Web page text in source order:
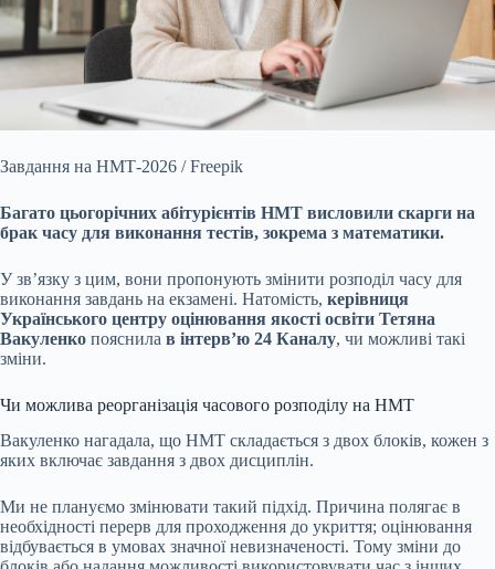
Завдання на НМТ-2026 / Freepik
Багато цьогорічних абітурієнтів НМТ висловили скарги на
брак часу для виконання тестів, зокрема з математики.
У зв’язку з цим, вони пропонують змінити розподіл часу для
виконання завдань на екзамені. Натомість, керівниця
Українського центру оцінювання якості освіти Тетяна
Вакуленко пояснила в інтерв’ю 24 Каналу, чи можливі такі
зміни.
Чи можлива реорганізація часового розподілу на НМТ
Вакуленко нагадала, що НМТ складається з двох блоків, кожен з
яких включає завдання з двох дисциплін.
Ми не плануємо змінювати такий підхід. Причина полягає в
необхідності перерв для проходження до укриття; оцінювання
відбувається в умовах значної невизначеності. Тому зміни до